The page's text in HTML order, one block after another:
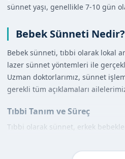
sünnet yaşı, genellikle 7-10 gün
Bebek Sünneti Nedir?
Bebek sünneti, tıbbi olarak lokal
lazer sünnet yöntemleri ile
Uzman doktorlarımız, sünnet
gerekli tüm açıklamaları
Tıbbi Tanım ve Süreç
Tıbbi olarak sünnet, erkek
bebeklerin acı çekmesini